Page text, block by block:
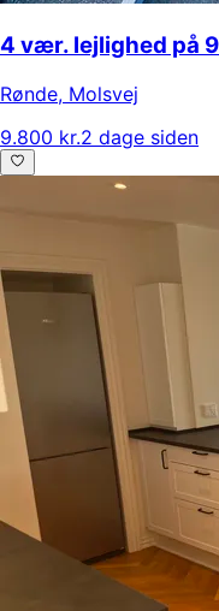
4 vær. lejlighed på
Rønde, Molsvej
9.800 kr.2 dage siden